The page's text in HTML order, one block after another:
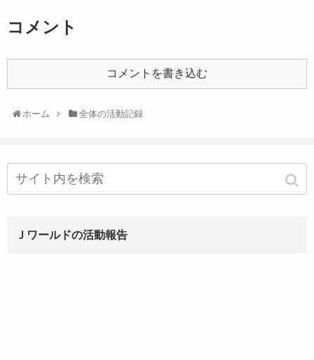
コメント
コメントを書き込む
ホーム 全体の活動記録
Ｊワールドの活動報告